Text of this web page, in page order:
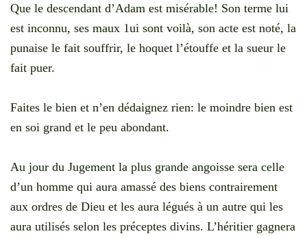
Que le descendant d’Adam est misérable! Son terme lui
est inconnu, ses maux 1ui sont voilà, son acte est noté, la
punaise le fait souffrir, le hoquet l’étouffe et la sueur le
fait puer.
Faites le bien et n’en dédaignez rien: le moindre bien est
en soi grand et le peu abondant.
Au jour du Jugement la plus grande angoisse sera celle
d’un homme qui aura amassé des biens contrairement
aux ordres de Dieu et les aura légués à un autre qui les
aura utilisés selon les préceptes divins. L’héritier gagnera